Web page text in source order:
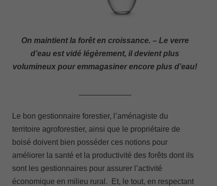
On maintient la forêt en croissance. – Le verre
d’eau est vidé légèrement, il devient plus
volumineux pour emmagasiner encore plus d’eau!
Le bon gestionnaire forestier, l’aménagiste du
territoire agroforestier, ainsi que le propriétaire de
boisé doivent bien posséder ces notions pour
améliorer la santé et la productivité des forêts dont ils
sont les gestionnaires pour assurer l’activité
économique en milieu rural. Et, le tout, en respectant